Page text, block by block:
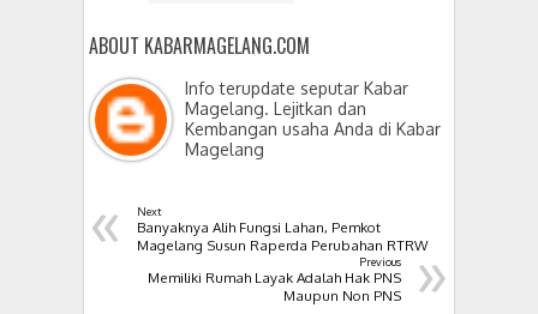
ABOUT KABARMAGELANG.COM
Info terupdate seputar Kabar
Magelang. Lejitkan dan
Kembangan usaha Anda di Kabar
Magelang
« Next
Banyaknya Alih Fungsi Lahan, Pemkot
Magelang Susun Raperda Perubahan RTRW»
Previous
Memiliki Rumah Layak Adalah Hak PNS
Maupun Non PNS